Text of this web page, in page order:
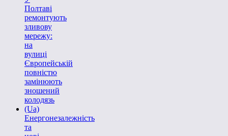
Полтаві
ремонтують
зливову
мережу:
на
вулиці
Європейській
повністю
замінюють
зношений
колодязь
(Ua)
Енергонезалежність
та